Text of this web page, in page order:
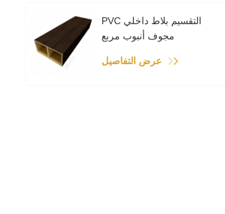
PVC التقسيم بلاط داخلي
مجوف أنبوب مربع
عرض التفاصيل